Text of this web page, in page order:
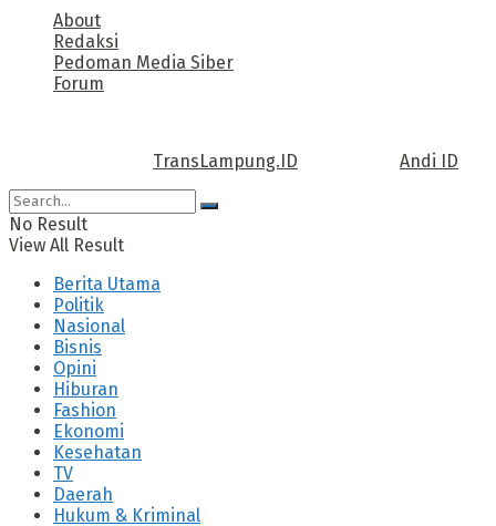
About
Redaksi
Pedoman Media Siber
Forum
TransLampung.ID Andi ID
No Result
View All Result
Berita Utama
Politik
Nasional
Bisnis
Opini
Hiburan
Fashion
Ekonomi
Kesehatan
TV
Daerah
Hukum & Kriminal